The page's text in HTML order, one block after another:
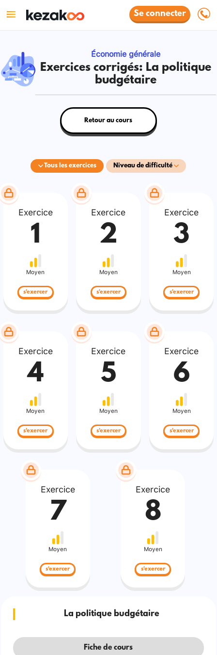
Se connecter
Économie générale
Exercices corrigés: La politique
budgétaire
Tous les exercices Niveau de difficulté
Retour au cours
Exercice
1
Moyen
s'exercer
Exercice
2
Moyen
s'exercer
Exercice
3
Moyen
s'exercer
Exercice
4
Moyen
s'exercer
Exercice
5
Moyen
s'exercer
Exercice
6
Moyen
s'exercer
Exercice
7
Moyen
s'exercer
Exercice
8
Moyen
s'exercer
La politique budgétaire
Fiche de cours